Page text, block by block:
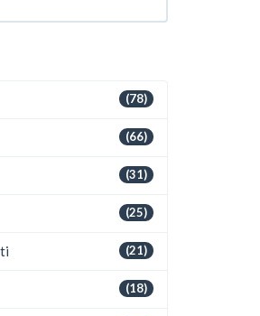
(78)
(66)
(31)
(25)
(21)
(18)